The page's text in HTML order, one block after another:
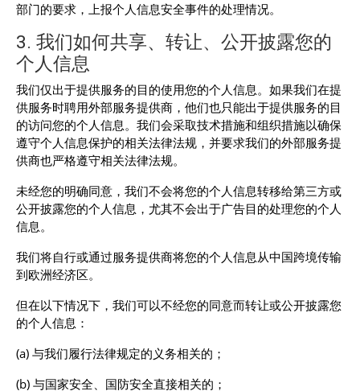
部门的要求，上报个人信息安全事件的处理情况。
3. 我们如何共享、转让、公开披露您的
个人信息
我们仅出于提供服务的目的使用您的个人信息。如果我们在提
供服务时聘用外部服务提供商，他们也只能出于提供服务的目
的访问您的个人信息。我们会采取技术措施和组织措施以确保
遵守个人信息保护的相关法律法规，并要求我们的外部服务提
供商也严格遵守相关法律法规。
未经您的明确同意，我们不会将您的个人信息转移给第三方或
公开披露您的个人信息，尤其不会出于广告目的处理您的个人
信息。
我们将自行或通过服务提供商将您的个人信息从中国跨境传输
到欧洲经济区。
但在以下情况下，我们可以不经您的同意而转让或公开披露您
的个人信息：
(a) 与我们履行法律规定的义务相关的；
(b) 与国家安全、国防安全直接相关的；